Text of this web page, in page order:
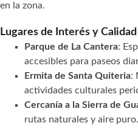
en la zona.
Lugares de Interés y
Parque de La Cantera:
accesibles para paseos
Ermita de Santa Quiteria:
actividades culturales
Cercanía a la Sierra de
rutas naturales y aire puro.